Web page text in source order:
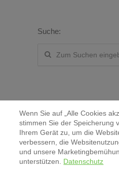
Suche:
Kontakt
Aktuelles &
Wenn Sie auf „Alle Cookies
stimmen Sie der Speicherung
Ihrem Gerät zu, um die
verbessern, die
und unsere
unterstützen. Datenschutz